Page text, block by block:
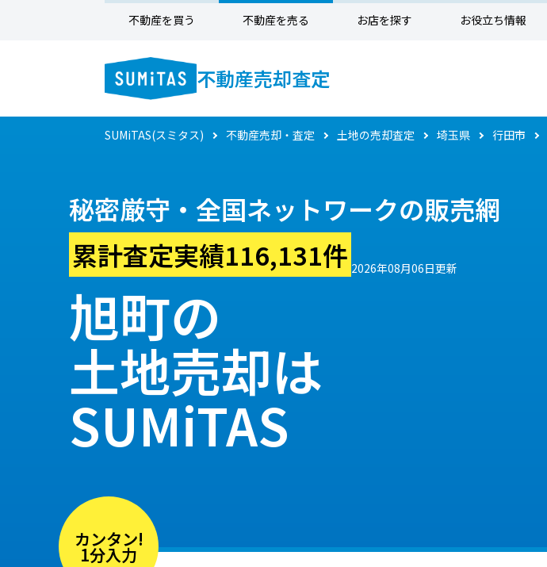
不動産を買う 不動産を売る お店を探す お役立ち情報
不動産売却査定
SUMiTAS(スミタス) 不動産売却・査定 土地の売却査定 埼玉県 行田市
秘密厳守・全国ネットワークの販売網
累計査定実績116,131件 2026年08月06日更新
旭町の
土地売却は
SUMiTAS
カンタン!
1分入力